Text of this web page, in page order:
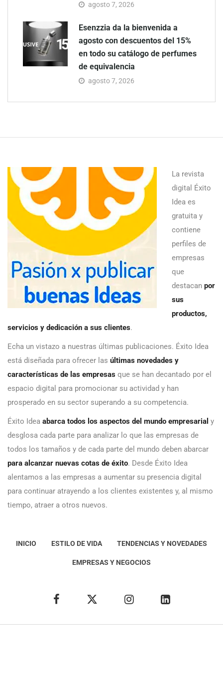
agosto 7, 2026
Esenzzia da la bienvenida a
agosto con descuentos del 15%
en todo su catálogo de perfumes
de equivalencia
agosto 7, 2026
La revista
digital Éxito
Idea es
gratuita y
contiene
perfiles de
empresas
que
destacan por
sus
productos,
servicios y dedicación a sus clientes.
Echa un vistazo a nuestras últimas publicaciones. Éxito Idea
está diseñada para ofrecer las últimas novedades y
características de las empresas que se han decantado por el
espacio digital para promocionar su actividad y han
prosperado en su sector superando a su competencia.
Éxito Idea abarca todos los aspectos del mundo empresarial y
desglosa cada parte para analizar lo que las empresas de
todos los tamaños y de cada parte del mundo deben abarcar
para alcanzar nuevas cotas de éxito. Desde Éxito Idea
alentamos a las empresas a aumentar su presencia digital
para continuar atrayendo a los clientes existentes y, al mismo
tiempo, atraer a otros nuevos.
INICIO ESTILO DE VIDA TENDENCIAS Y NOVEDADES
EMPRESAS Y NEGOCIOS